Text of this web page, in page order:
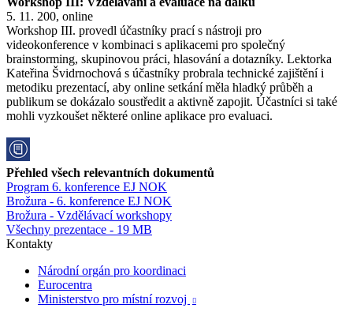
5. 11. 200, online
Workshop III. provedl účastníky prací s nástroji pro
videokonference v kombinaci s aplikacemi pro společný
brainstorming, skupinovou práci, hlasování a dotazníky. Lektorka
Kateřina Švidrnochová s účastníky probrala technické zajištění i
metodiku prezentací, aby online setkání měla hladký průběh a
publikum se dokázalo soustředit a aktivně zapojit. Účastníci si také
mohli vyzkoušet některé online aplikace pro evaluaci.
Přehled všech relevantních dokumentů
Program 6. konference EJ NOK
Brožura - 6. konference EJ NOK
Brožura - Vzdělávací workshopy
Všechny prezentace - 19 MB
Kontakty
Národní orgán pro koordinaci
Eurocentra
Ministerstvo pro místní rozvoj
